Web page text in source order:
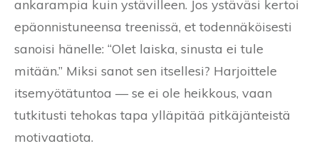
ankarampia kuin ystävilleen. Jos ystäväsi kertoi
epäonnistuneensa treenissä, et todennäköisesti
sanoisi hänelle: “Olet laiska, sinusta ei tule
mitään.” Miksi sanot sen itsellesi? Harjoittele
itsemyötätuntoa — se ei ole heikkous, vaan
tutkitusti tehokas tapa ylläpitää pitkäjänteistä
motivaatiota.